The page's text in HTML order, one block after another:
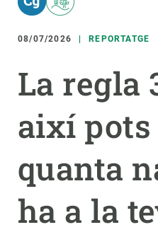
08/07/2026 REPORTATGE
La regla
així pots
quanta
ha a la
menu
RECERCA
CIÈNCIA EN ACCIÓ
UNEIX-TE A NOSALTRES
PARTICIPA